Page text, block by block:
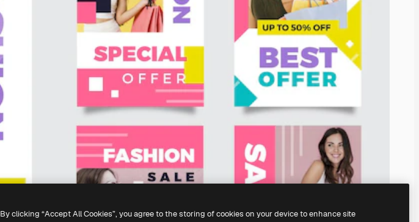
By clicking “Accept All Cookies”, you agree to the storing of cookies on your device to enhance site